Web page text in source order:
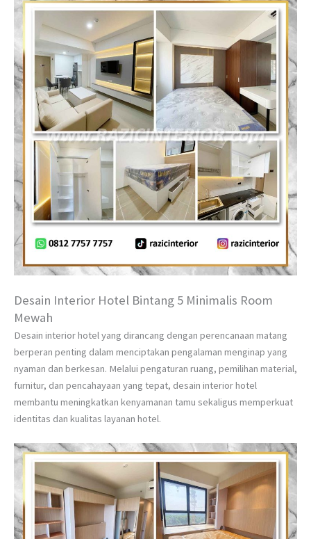
Desain Interior Hotel Bintang 5 Minimalis Room
Mewah
Desain interior hotel yang dirancang dengan perencanaan matang
berperan penting dalam menciptakan pengalaman menginap yang
nyaman dan berkesan. Melalui pengaturan ruang, pemilihan material,
furnitur, dan pencahayaan yang tepat, desain interior hotel
membantu meningkatkan kenyamanan tamu sekaligus memperkuat
identitas dan kualitas layanan hotel.